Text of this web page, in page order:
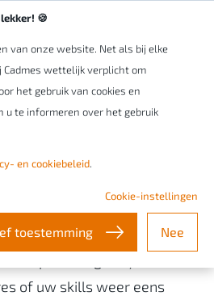
🍪
van onze website. Net als bij elke
wettelijk verplicht om
het gebruik van cookies en
u te informeren over het gebruik
en cookiebeleid.
Cookie-instellingen
toestemming Nee
Werken bij Cadmes
animaties kunt maken of
kunt genereren van hoge
of uw skills weer eens